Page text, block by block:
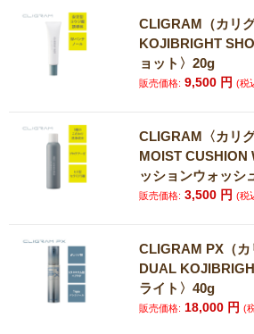
CLIGRAM（カリグ
KOJIBRIGHT
ョット〉20g
販売価格: 9,500 円(税
CLIGRAM〈カリグ
MOIST CUSHION
ッションウォッシ
販売価格: 3,500 円(税
CLIGRAM PX（カ
DUAL
ライト〉40g
販売価格: 18,000 円(